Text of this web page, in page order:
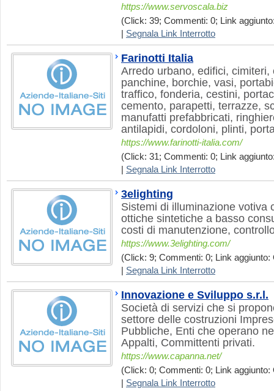
https://www.servoscala.biz
(Click: 39; Commenti: 0; Link
Segnala Link Interrotto
Farinotti Italia
Arredo urbano, edifici,
panchine, borchie, vasi,
traffico, fonderia, cestini,
cemento, parapetti, terrazze,
manufatti prefabbricati,
antilapidi, cordoloni, plinti,
https://www.farinotti-italia.com/
(Click: 31; Commenti: 0; Link
Segnala Link Interrotto
3elighting
Sistemi di illuminazione votiva
ottiche sintetiche a basso
costi di manutenzione,
https://www.3elighting.com/
(Click: 9; Commenti: 0; Link aggiunto:
Segnala Link Interrotto
Innovazione e Sviluppo s.r.l.
Società di servizi che si
settore delle costruzioni
Pubbliche, Enti che operano
Appalti, Committenti privati.
https://www.capanna.net/
(Click: 0; Commenti: 0; Link aggiunto:
Segnala Link Interrotto